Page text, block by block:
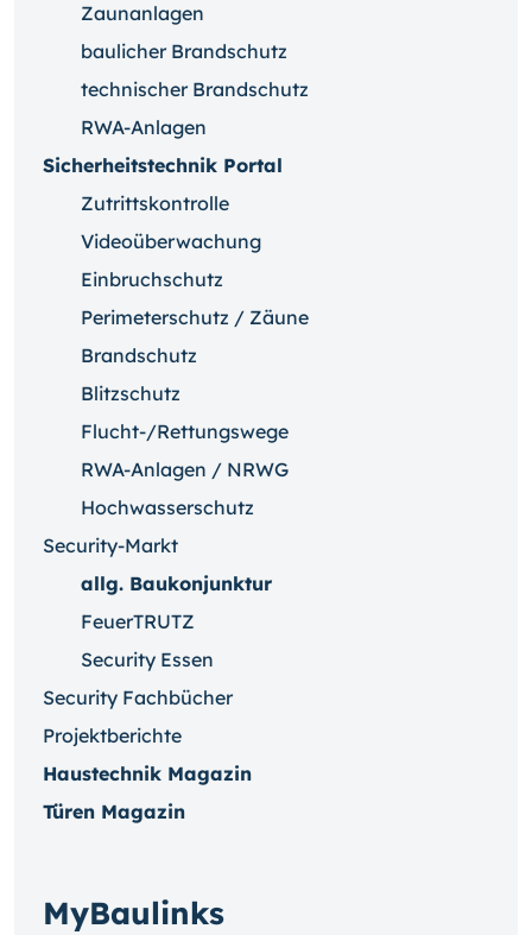
Zaunanlagen
baulicher Brandschutz
technischer Brandschutz
RWA-Anlagen
Sicherheitstechnik Portal
Zutrittskontrolle
Videoüberwachung
Einbruchschutz
Perimeterschutz / Zäune
Brandschutz
Blitzschutz
Flucht-/Rettungswege
RWA-Anlagen / NRWG
Hochwasserschutz
Security-Markt
allg. Baukonjunktur
FeuerTRUTZ
Security Essen
Security Fachbücher
Projektberichte
Haustechnik Magazin
Türen Magazin
MyBaulinks